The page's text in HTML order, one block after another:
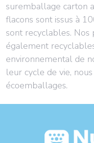
suremballage carton
flacons sont issus à
sont recyclables.
également
environnemental de
leur cycle de vie,
écoemballages.